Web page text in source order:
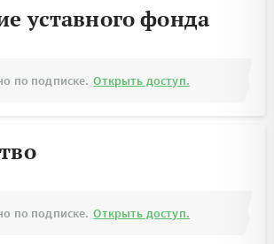
уставного фонда
по подписке. Открыть доступ.
по подписке. Открыть доступ.